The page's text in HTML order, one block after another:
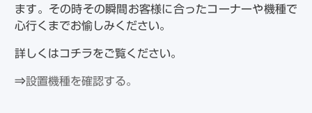
ます。その時その瞬間お客様に合ったコーナーや機種で
心行くまでお愉しみください。
詳しくはコチラをご覧ください。
⇒設置機種を確認する。